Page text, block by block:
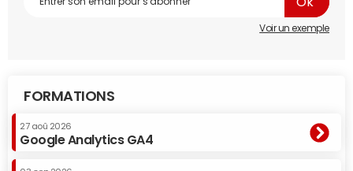
Voir un exemple
FORMATIONS
27 aoû 2026
Google Analytics GA4